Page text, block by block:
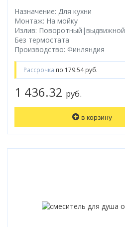
Назначение: Для кухни
Монтаж: На мойку
Излив: Поворотный|выдвижной
Без термостата
Производство: Финляндия
Рассрочка по 179.54 руб.
1 436.32 руб.
в корзину